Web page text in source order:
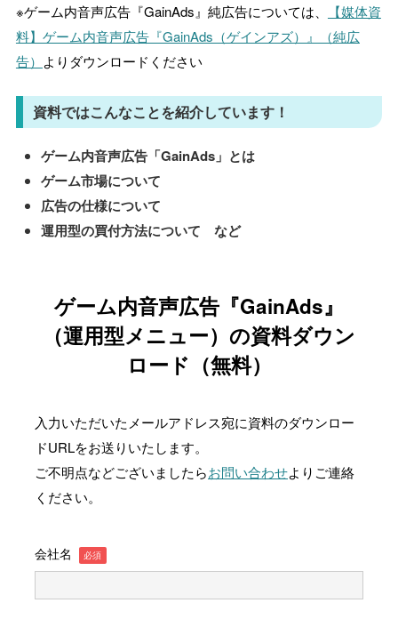
※ゲーム内音声広告『GainAds』純広告については、
【媒体資
料】ゲーム内音声広告『GainAds（ゲインアズ）』（純広
告） よりダウンロードください
資料ではこんなことを紹介しています！
ゲーム内音声広告「GainAds」とは
ゲーム市場について
広告の仕様について
運用型の買付方法について など
ゲーム内音声広告『GainAds』
（運用型メニュー）の資料ダウン
ロード（無料）
入力いただいたメールアドレス宛に資料のダウンロー
ドURLをお送りいたします。
ご不明点などございましたらお問い合わせよりご連絡
ください。
会社名